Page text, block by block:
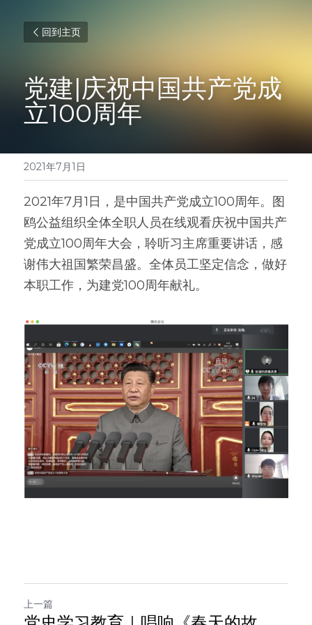
回到主页
党建|庆祝中国共产党成
立100周年
2021年7月1日
2021年7月1日，是中国共产党成立100周年。图
鸥公益组织全体全职人员在线观看庆祝中国共产
党成立100周年大会，聆听习主席重要讲话，感
谢伟大祖国繁荣昌盛。全体员工坚定信念，做好
本职工作，为建党100周年献礼。
上一篇